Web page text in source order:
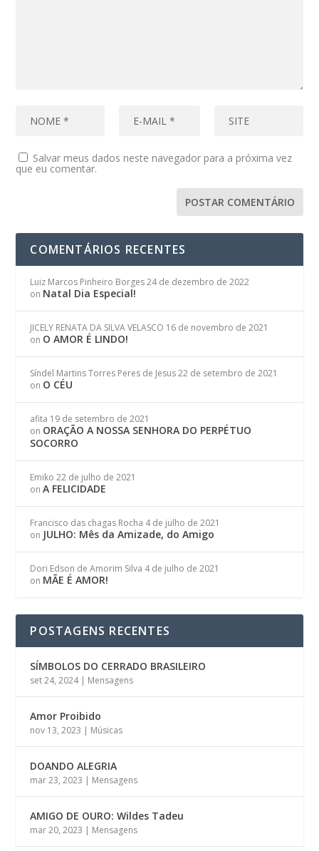
Salvar meus dados neste navegador para a próxima vez
que eu comentar.
COMENTÁRIOS RECENTES
Luiz Marcos Pinheiro Borges 24 de dezembro de 2022
on Natal Dia Especial!
JICELY RENATA DA SILVA VELASCO 16 de novembro de 2021
on O AMOR É LINDO!
Síndel Martins Torres Peres de Jesus 22 de setembro de 2021
on O CÉU
afita 19 de setembro de 2021
on ORAÇÃO A NOSSA SENHORA DO PERPÉTUO
SOCORRO
Emiko 22 de julho de 2021
onA FELICIDADE
Francisco das chagas Rocha 4 de julho de 2021
on JULHO: Mês da Amizade, do Amigo
Dori Edson de Amorim Silva 4 de julho de 2021
on MÃE É AMOR!
POSTAGENS RECENTES
SÍMBOLOS DO CERRADO BRASILEIRO
set 24, 2024| Mensagens
Amor Proibido
nov 13, 2023 | Músicas
DOANDO ALEGRIA
mar 23, 2023 | Mensagens
AMIGO DE OURO: Wildes Tadeu
mar 20, 2023 | Mensagens